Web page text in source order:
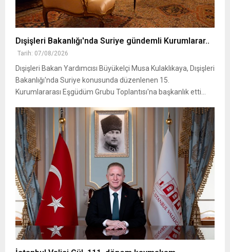
Dışişleri Bakanlığı'nda Suriye gündemli Kurumlarar..
Tarih: 07/08/2026
Dışişleri Bakan Yardımcısı Büyükelçi Musa Kulaklıkaya, Dışişleri
Bakanlığı'nda Suriye konusunda düzenlenen 15.
Kurumlararası Eşgüdüm Grubu Toplantısı'na başkanlık etti...